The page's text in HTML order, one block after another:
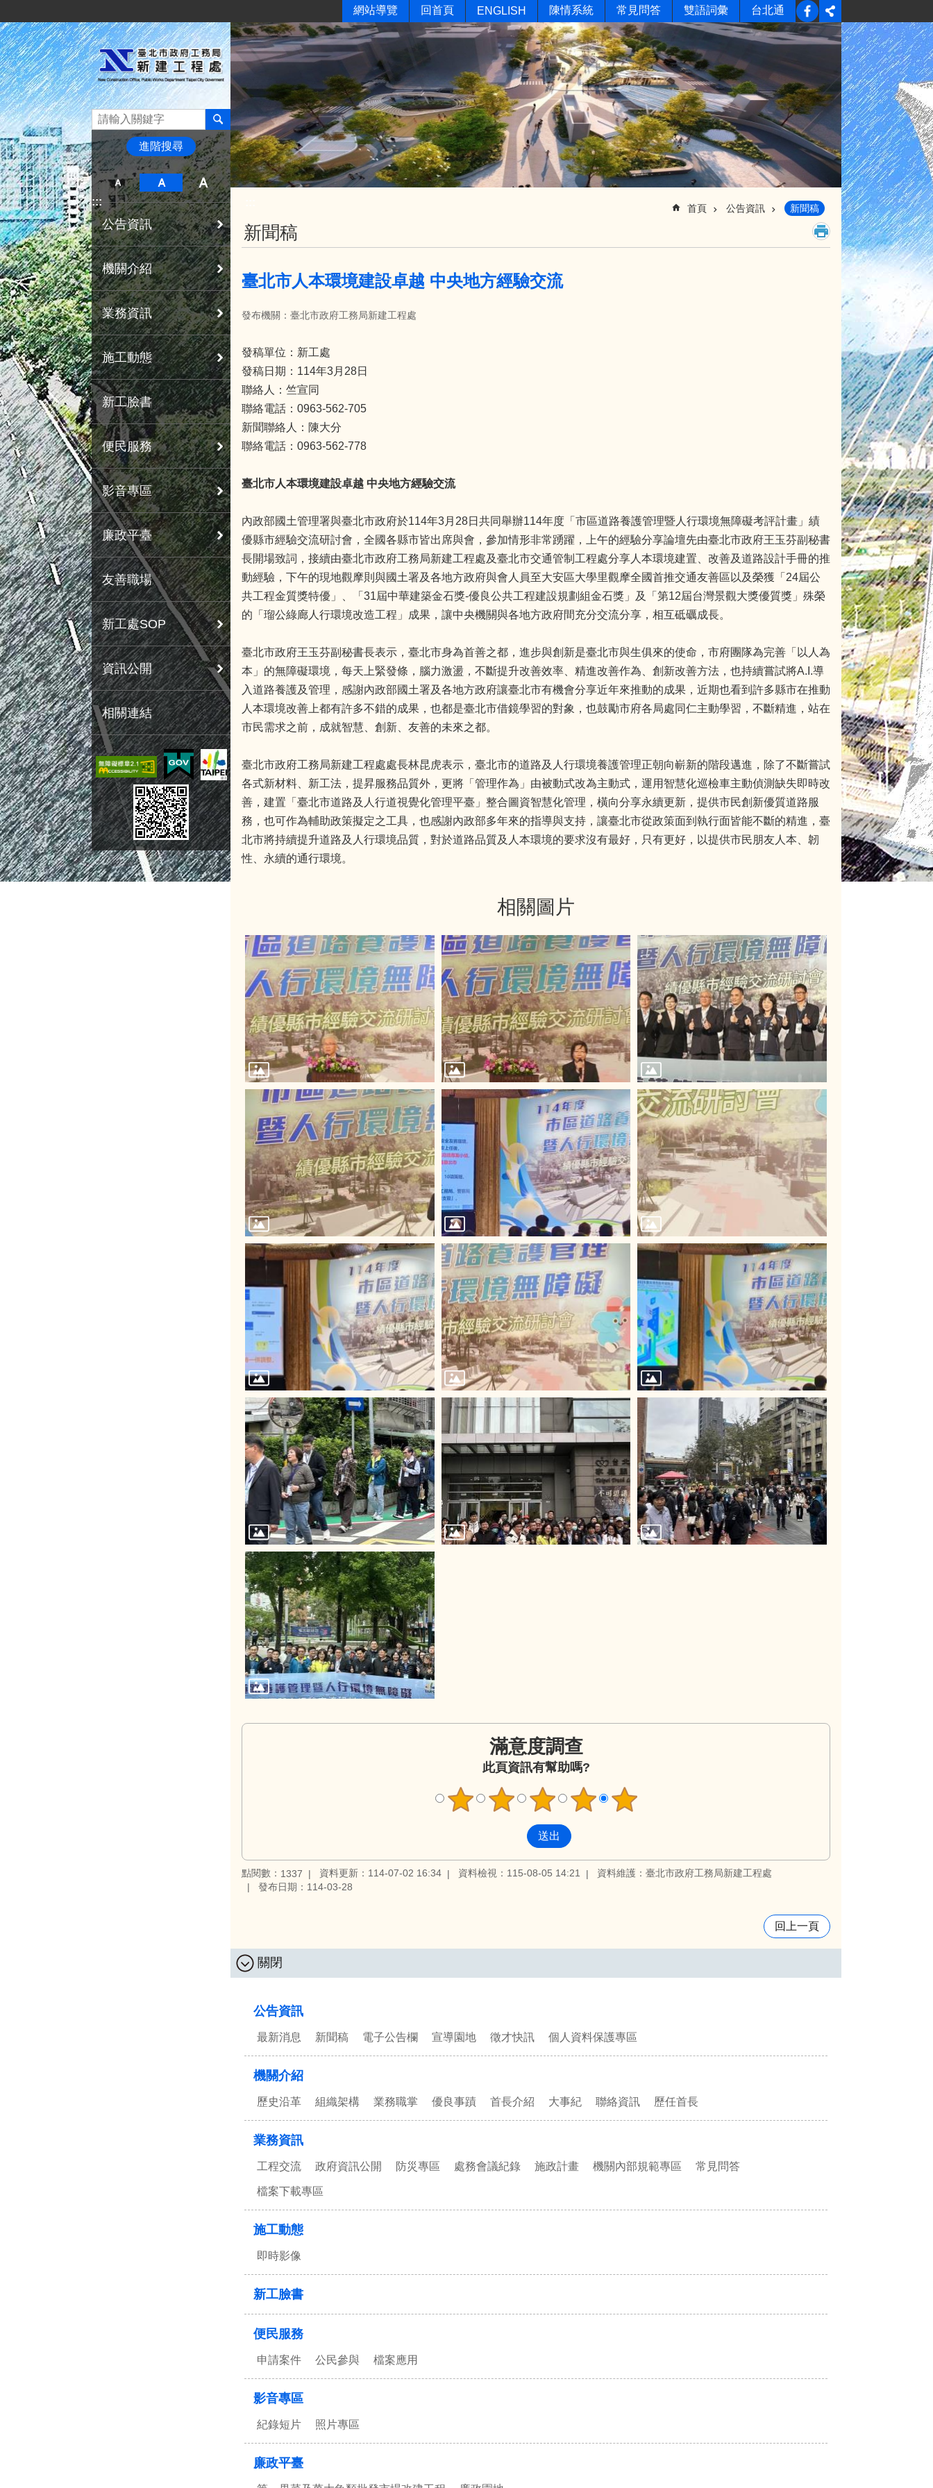
網站導覽 回首頁 ENGLISH 陳情系統 常見問答 雙語詞彙 台北通
進階搜尋
:::
公告資訊
機關介紹
業務資訊
施工動態
新工臉書
便民服務
影音專區
廉政平臺
友善職場
新工處SOP
資訊公開
相關連結
首頁 公告資訊 新聞稿
新聞稿
臺北市人本環境建設卓越 中央地方經驗交流
發布機關：臺北市政府工務局新建工程處
發稿單位：新工處
發稿日期：114年3月28日
聯絡人：竺宣同
聯絡電話：0963-562-705
新聞聯絡人：陳大分
聯絡電話：0963-562-778
臺北市人本環境建設卓越 中央地方經驗交流
內政部國土管理署與臺北市政府於114年3月28日共同舉辦114年度「市區道路養護管理暨人行環境無障礙考評計畫」績
優縣市經驗交流研討會，全國各縣市皆出席與會，參加情形非常踴躍，上午的經驗分享論壇先由臺北市政府王玉芬副秘書
長開場致詞，接續由臺北市政府工務局新建工程處及臺北市交通管制工程處分享人本環境建置、改善及道路設計手冊的推
動經驗，下午的現地觀摩則與國土署及各地方政府與會人員至大安區大學里觀摩全國首推交通友善區以及榮獲「24屆公
共工程金質獎特優」、「31屆中華建築金石獎-優良公共工程建設規劃組金石獎」及「第12屆台灣景觀大獎優質獎」殊榮
的「瑠公綠廊人行環境改造工程」成果，讓中央機關與各地方政府間充分交流分享，相互砥礪成長。
臺北市政府王玉芬副秘書長表示，臺北市身為首善之都，進步與創新是臺北市與生俱來的使命，市府團隊為完善「以人為
本」的無障礙環境，每天上緊發條，腦力激盪，不斷提升改善效率、精進改善作為、創新改善方法，也持續嘗試將A.I.導
入道路養護及管理，感謝內政部國土署及各地方政府讓臺北市有機會分享近年來推動的成果，近期也看到許多縣市在推動
人本環境改善上都有許多不錯的成果，也都是臺北市借鏡學習的對象，也鼓勵市府各局處同仁主動學習，不斷精進，站在
市民需求之前，成就智慧、創新、友善的未來之都。
臺北市政府工務局新建工程處處長林昆虎表示，臺北市的道路及人行環境養護管理正朝向嶄新的階段邁進，除了不斷嘗試
各式新材料、新工法，提昇服務品質外，更將「管理作為」由被動式改為主動式，運用智慧化巡檢車主動偵測缺失即時改
善，建置「臺北市道路及人行道視覺化管理平臺」整合圖資智慧化管理，橫向分享永續更新，提供市民創新優質道路服
務，也可作為輔助政策擬定之工具，也感謝內政部多年來的指導與支持，讓臺北市從政策面到執行面皆能不斷的精進，臺
北市將持續提升道路及人行環境品質，對於道路品質及人本環境的要求沒有最好，只有更好，以提供市民朋友人本、韌
性、永續的通行環境。
相關圖片
滿意度調查
此頁資訊有幫助嗎?
點閱數： 1337 資料更新：114-07-02 16:34 資料檢視：115-08-05 14:21
資料維護：臺北市政府工務局新建工程處
發布日期：114-03-28
回上一頁
關閉
公告資訊
最新消息 新聞稿 電子公告欄 宣導園地 徵才快訊 個人資料保護專區
機關介紹
歷史沿革 組織架構 業務職掌 優良事蹟 首長介紹 大事紀 聯絡資訊 歷任首長
業務資訊
工程交流 政府資訊公開 防災專區 處務會議紀錄 施政計畫 機關內部規範專區 常見問答
檔案下載專區
施工動態
即時影像
新工臉書
便民服務
申請案件 公民參與 檔案應用
影音專區
紀錄短片 照片專區
廉政平臺